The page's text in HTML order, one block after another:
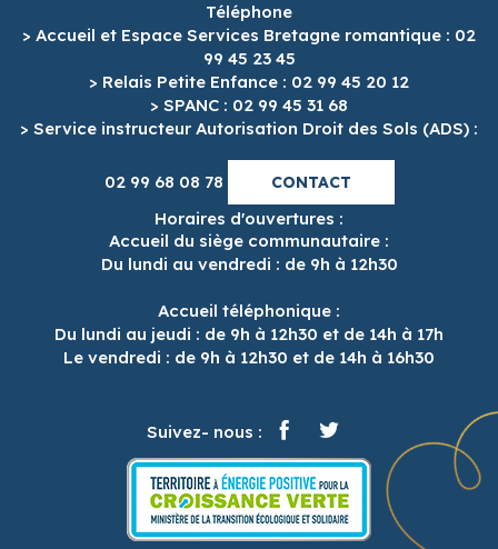
Téléphone
> Accueil et Espace Services Bretagne romantique : 02
99 45 23 45
> Relais Petite Enfance : 02 99 45 20 12
> SPANC : 02 99 45 31 68
> Service instructeur Autorisation Droit des Sols (ADS) :
02 99 68 08 78 CONTACT
Horaires d'ouvertures :
Accueil du siège communautaire :
Du lundi au vendredi : de 9h à 12h30
Accueil téléphonique :
Du lundi au jeudi : de 9h à 12h30 et de 14h à 17h
Le vendredi : de 9h à 12h30 et de 14h à 16h30
Suivez- nous :